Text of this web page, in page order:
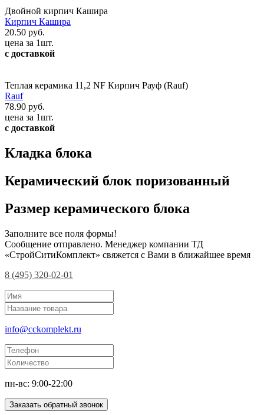
Двойной кирпич Кашира
Кирпич Кашира
20.50 руб.
цена за 1шт.
с доставкой
Теплая керамика 11,2 NF Кирпич Рауф (Rauf)
Rauf
78.90 руб.
цена за 1шт.
с доставкой
Кладка блока
Керамический блок поризованный
Размер керамического блока
Заполните все поля формы!
Сообщение отправлено. Менеджер компании ТД
«СтройСитиКомплект» свяжется с Вами в ближайшее время
8 (495) 320-02-01
info@cckomplekt.ru
пн-вс: 9:00-22:00
Заказать обратный звонок